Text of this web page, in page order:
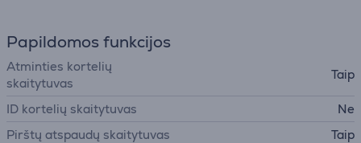
Papildomos funkcijos
Atminties kortelių
skaitytuvas
Taip
ID kortelių skaitytuvas
Ne
Pirštų atspaudų skaitytuvas
Taip